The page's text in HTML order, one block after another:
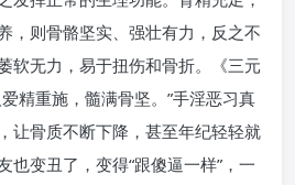
，则骨骼坚实、强壮有力，反之不
软无力，易于扭伤和骨折。《三元
精重施，髓满骨坚。”手淫恶习真
让骨质不断下降，甚至年纪轻轻就
也变丑了，变得“跟傻逼一样”，一